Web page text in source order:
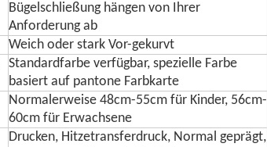
Bügelschließung hängen von Ihrer
Anforderung ab
Weich oder stark Vor-gekurvt
Standardfarbe verfügbar, spezielle Farbe
basiert auf pantone Farbkarte
Normalerweise 48cm-55cm für Kinder, 56cm-
60cm für Erwachsene
Drucken, Hitzetransferdruck, Normal geprägt,